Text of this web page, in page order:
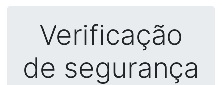
Verificação
de segurança